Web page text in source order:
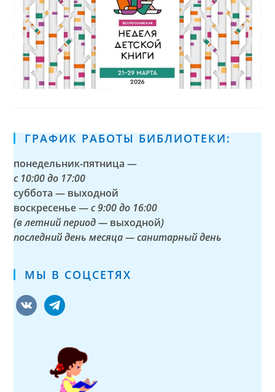
ГРАФИК РАБОТЫ БИБЛИОТЕКИ:
понедельник-пятница —
с 10:00 до 17:00
суббота — выходной
воскресенье —с 9:00 до 16:00
(в летний период — выходной)
последний день месяца — санитарный день
МЫ В СОЦСЕТЯХ
vkontaktetelegram